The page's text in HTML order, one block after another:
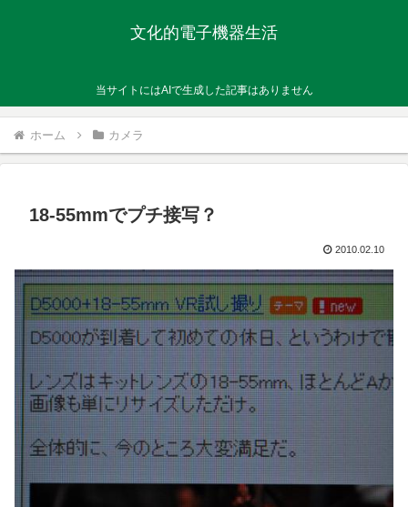
文化的電子機器生活
当サイトにはAIで生成した記事はありません
ホーム カメラ
18-55mmでプチ接写？
2010.02.10